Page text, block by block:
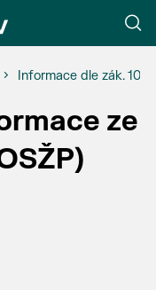
Informace dle zák.
ze